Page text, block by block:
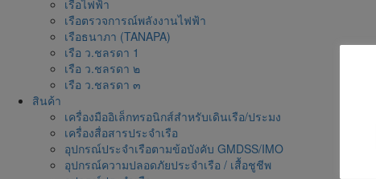
เรือไฟฟ้า
เรือตรวจการณ์พลังงานไฟฟ้า
เรือธนาภา (TANAPA)
เรือ ว.ชลรดา 1
เรือ ว.ชลรดา ๒
เรือ ว.ชลรดา ๓
สินค้า
เครื่องมืออิเล็กทรอนิกส์สำหรับเดินเรือ/ประมง
เครื่องสื่อสารประจำเรือ
อุปกรณ์ประจำเรือตามข้อบังคับ GMDSS/IMO
อุปกรณ์ความปลอดภัยประจำเรือ / เสื้อชูชีพ